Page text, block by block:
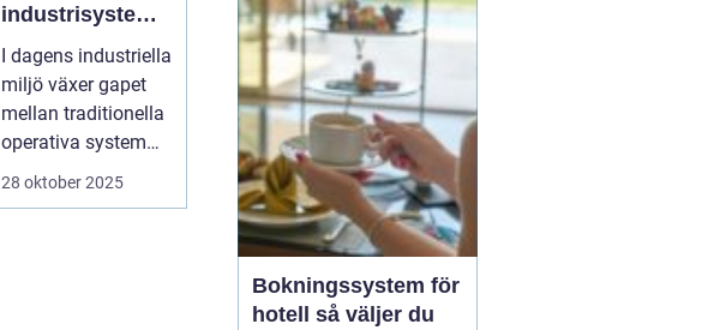
industrisystem
utan att stoppa
produktionen
I dagens industriella
miljö växer gapet
mellan traditionella
operativa system
(OT) och mod...
28 oktober 2025
värmeavledning och
lång livslängd. Fel utförd
beläggnin...
Bokningssystem för
hotell så väljer du